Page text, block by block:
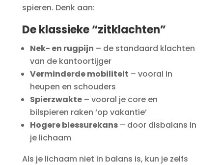
spieren. Denk aan:
De klassieke “zitklachten”
Nek- en rugpijn – de standaard klachten
van de kantoortijger
Verminderde mobiliteit – vooral in
heupen en schouders
Spierzwakte– vooral je core en
bilspieren raken ‘op vakantie’
Hogere blessurekans– door disbalans in
je lichaam
Als je lichaam niet in balans is, kun je zelfs